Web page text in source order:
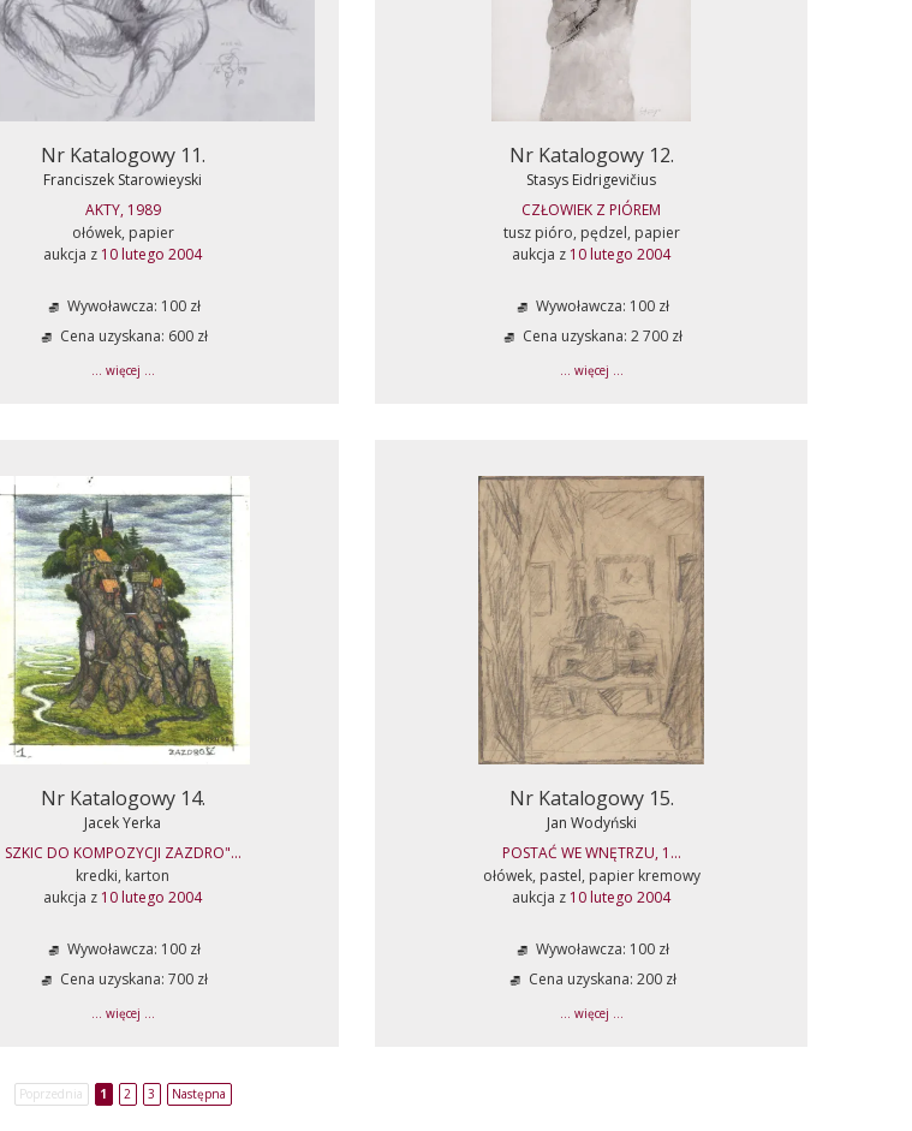
Nr Katalogowy 11.
Franciszek Starowieyski
AKTY, 1989
ołówek, papier
aukcja z 10 lutego 2004
Wywoławcza: 100 zł
Cena uzyskana: 600 zł
... więcej ...
Nr Katalogowy 12.
Stasys Eidrigevičius
CZŁOWIEK Z PIÓREM
tusz pióro, pędzel, papier
aukcja z 10 lutego 2004
Wywoławcza: 100 zł
Cena uzyskana: 2 700 zł
... więcej ...
Nr Katalogowy 14.
Jacek Yerka
SZKIC DO KOMPOZYCJI ZAZDRO"...
kredki, karton
aukcja z 10 lutego 2004
Wywoławcza: 100 zł
Cena uzyskana: 700 zł
... więcej ...
Nr Katalogowy 15.
Jan Wodyński
POSTAĆ WE WNĘTRZU, 1...
ołówek, pastel, papier kremowy
aukcja z 10 lutego 2004
Wywoławcza: 100 zł
Cena uzyskana: 200 zł
... więcej ...
Poprzednia 1 2 3 Następna